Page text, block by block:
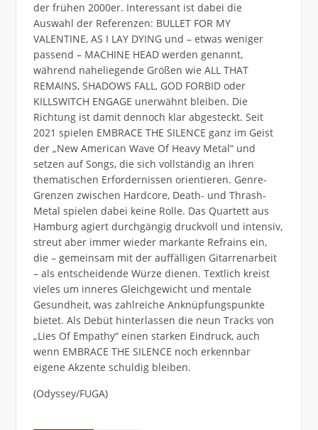
der frühen 2000er. Interessant ist dabei die
Auswahl der Referenzen: BULLET FOR MY
VALENTINE, AS I LAY DYING und – etwas weniger
passend – MACHINE HEAD werden genannt,
während naheliegende Größen wie ALL THAT
REMAINS, SHADOWS FALL, GOD FORBID oder
KILLSWITCH ENGAGE unerwähnt bleiben. Die
Richtung ist damit dennoch klar abgesteckt. Seit
2021 spielen EMBRACE THE SILENCE ganz im Geist
der „New American Wave Of Heavy Metal“ und
setzen auf Songs, die sich vollständig an ihren
thematischen Erfordernissen orientieren. Genre-
Grenzen zwischen Hardcore, Death- und Thrash-
Metal spielen dabei keine Rolle. Das Quartett aus
Hamburg agiert durchgängig druckvoll und intensiv,
streut aber immer wieder markante Refrains ein,
die – gemeinsam mit der auffälligen Gitarrenarbeit
– als entscheidende Würze dienen. Textlich kreist
vieles um inneres Gleichgewicht und mentale
Gesundheit, was zahlreiche Anknüpfungspunkte
bietet. Als Debüt hinterlassen die neun Tracks von
„Lies Of Empathy“ einen starken Eindruck, auch
wenn EMBRACE THE SILENCE noch erkennbar
eigene Akzente schuldig bleiben.
(Odyssey/FUGA)